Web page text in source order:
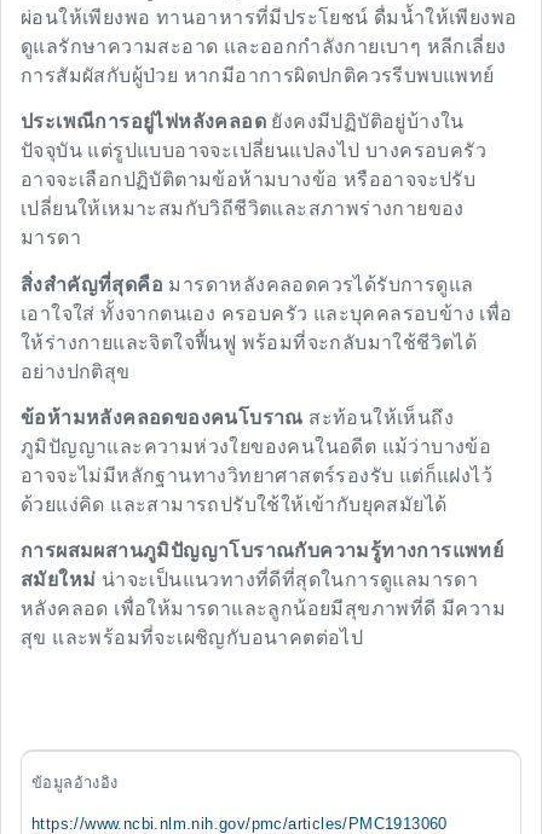
ผ่อนให้เพียงพอ ทานอาหารที่มีประโยชน์ ดื่มน้ำให้เพียงพอ
ดูแลรักษาความสะอาด และออกกำลังกายเบาๆ หลีกเลี่ยง
การสัมผัสกับผู้ป่วย หากมีอาการผิดปกติควรรีบพบแพทย์
ประเพณีการอยู่ไฟหลังคลอด ยังคงมีปฏิบัติอยู่บ้างใน
ปัจจุบัน แต่รูปแบบอาจจะเปลี่ยนแปลงไป บางครอบครัว
อาจจะเลือกปฏิบัติตามข้อห้ามบางข้อ หรืออาจจะปรับ
เปลี่ยนให้เหมาะสมกับวิถีชีวิตและสภาพร่างกายของ
มารดา
สิ่งสำคัญที่สุดคือ มารดาหลังคลอดควรได้รับการดูแล
เอาใจใส่ ทั้งจากตนเอง ครอบครัว และบุคคลรอบข้าง เพื่อ
ให้ร่างกายและจิตใจฟื้นฟู พร้อมที่จะกลับมาใช้ชีวิตได้
อย่างปกติสุข
ข้อห้ามหลังคลอดของคนโบราณ สะท้อนให้เห็นถึง
ภูมิปัญญาและความห่วงใยของคนในอดีต แม้ว่าบางข้อ
อาจจะไม่มีหลักฐานทางวิทยาศาสตร์รองรับ แต่ก็แฝงไว้
ด้วยแง่คิด และสามารถปรับใช้ให้เข้ากับยุคสมัยได้
การผสมผสานภูมิปัญญาโบราณกับความรู้ทางการแพทย์
สมัยใหม่ น่าจะเป็นแนวทางที่ดีที่สุดในการดูแลมารดา
หลังคลอด เพื่อให้มารดาและลูกน้อยมีสุขภาพที่ดี มีความ
สุข และพร้อมที่จะเผชิญกับอนาคตต่อไป
ข้อมูลอ้างอิง
https://www.ncbi.nlm.nih.gov/pmc/articles/PMC1913060